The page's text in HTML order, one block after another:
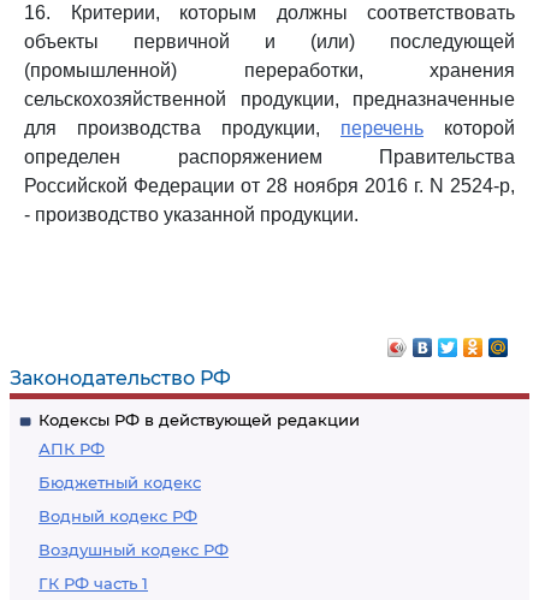
Законодательство РФ
Кодексы РФ в действующей редакции
АПК РФ
Бюджетный кодекс
Водный кодекс РФ
Воздушный кодекс РФ
ГК РФ часть 1
16. Критерии, которым должны соответствовать
объекты первичной и (или) последующей
(промышленной) переработки, хранения
сельскохозяйственной продукции, предназначенные
для производства продукции, перечень которой
определен распоряжением Правительства
Российской Федерации от 28 ноября 2016 г. N 2524-р,
- производство указанной продукции.